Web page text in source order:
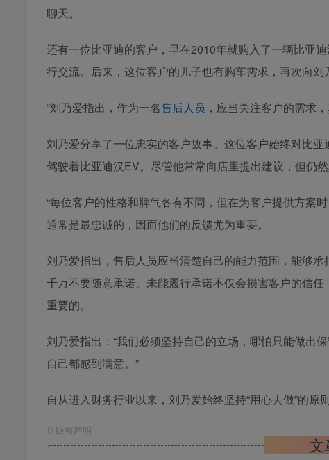
聊天。
还有一位比亚迪的客户，早在2010年就购入了一辆比亚
行交流。后来，这位客户的儿子也有购车需求，再次向
“刘乃爱指出，作为一名售后人员 ，应当关注客户的需求
刘乃爱分享了一位忠实的客户故事。这位客户始终对比
驾驶着比亚迪汉EV。尽管他常常向店里提出建议，但仍
“每位客户的性格和脾气各有不同，但在为客户提供方案
通常是最忠诚的，因而他们的反馈尤为重要。
刘乃爱指出，售后人员应当清楚自己的能力范围，能够
千万不要随意承诺。未能履行承诺不仅会损害客户的信
重要的。
刘乃爱指出：“我们必须坚持自己的立场，哪怕只能做出
自己都感到满意。”
自从进入财务行业以来，刘乃爱始终坚持“用心去做”的原
© 版权声明
文